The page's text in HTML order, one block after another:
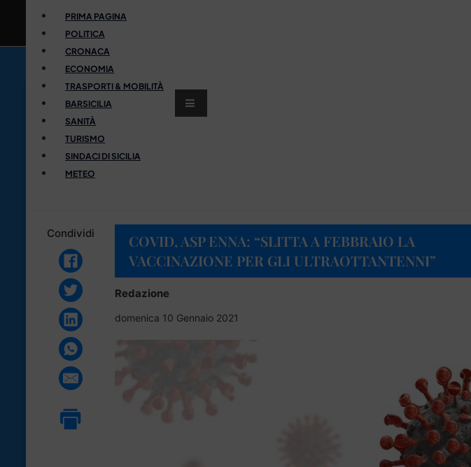
PRIMA PAGINA
POLITICA
CRONACA
ECONOMIA
TRASPORTI & MOBILITÀ
BARSICILIA
SANITÀ
TURISMO
SINDACI DI SICILIA
METEO
Condividi
COVID, ASP ENNA: “SLITTA A FEBBRAIO LA
VACCINAZIONE PER GLI ULTRAOTTANTENNI”
Redazione
domenica 10 Gennaio 2021